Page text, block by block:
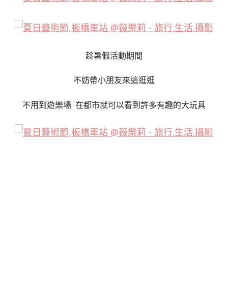
趁暑假活動期間
不妨帶小朋友來這逛逛
不用到遊樂場 在都市就可以看到許多有趣的大玩具